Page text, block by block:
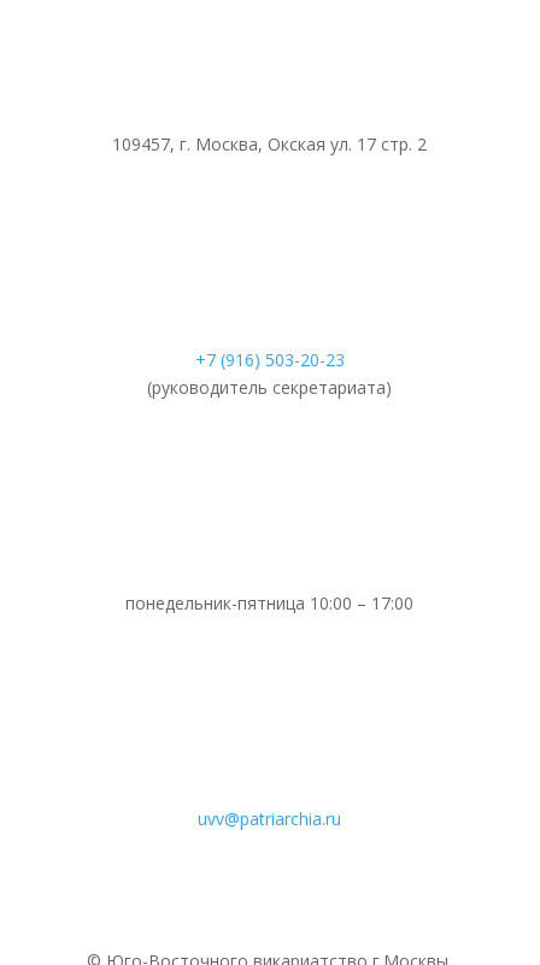
109457, г. Москва, Окская ул. 17 стр. 2
+7 (916) 503-20-23
(руководитель секретариата)
понедельник-пятница 10:00 – 17:00
uvv@patriarchia.ru